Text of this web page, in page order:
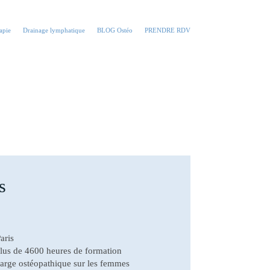
Drainage lymphatique BLOG Ostéo PRENDRE RDV
de 4600 heures de formation
ostéopathique sur les femmes